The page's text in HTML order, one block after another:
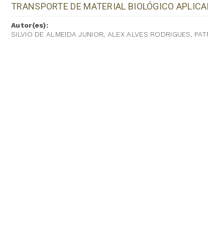
TRANSPORTE DE MATERIAL BIOLÓGICO
Autor(es):
SILVIO DE ALMEIDA JUNIOR, ALEX ALVES RODRIGUES,